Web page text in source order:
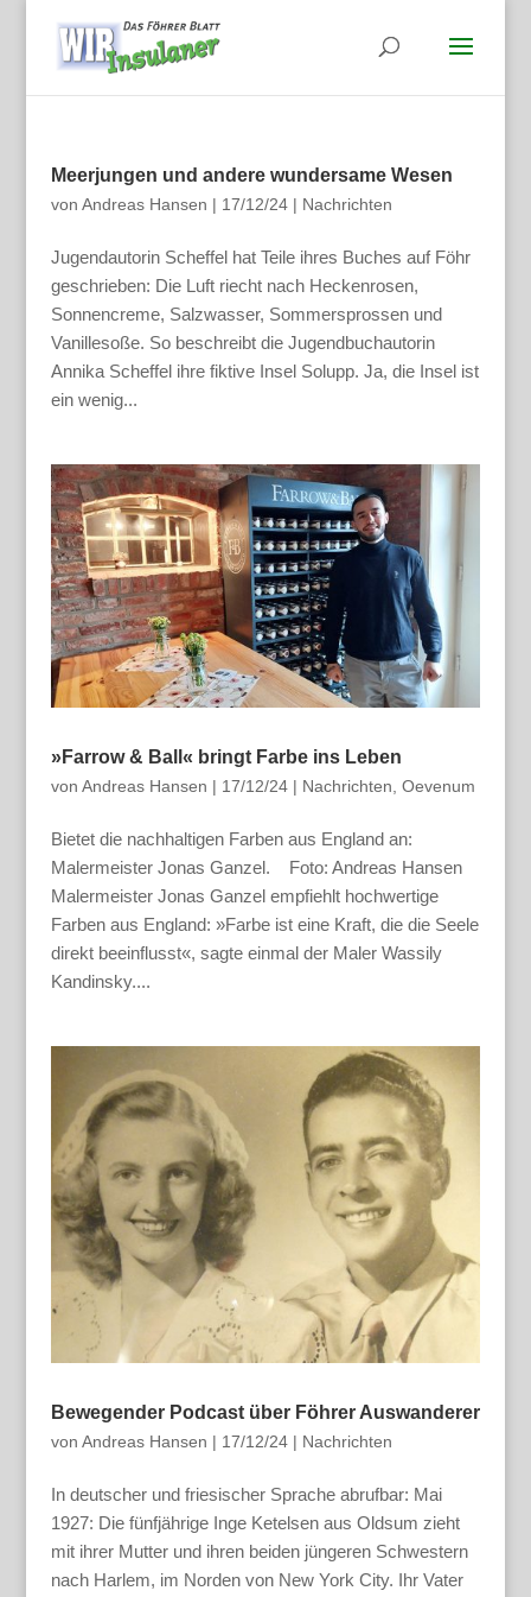
Meerjungen und andere wundersame Wesen
von Andreas Hansen | 17/12/24| Nachrichten
Jugendautorin Scheffel hat Teile ihres Buches auf Föhr
geschrieben: Die Luft riecht nach Heckenrosen,
Sonnencreme, Salzwasser, Sommersprossen und
Vanillesoße. So beschreibt die Jugendbuchautorin
Annika Scheffel ihre fiktive Insel Solupp. Ja, die Insel ist
ein wenig...
»Farrow & Ball« bringt Farbe ins Leben
von Andreas Hansen | 17/12/24| Nachrichten Oevenum
Bietet die nachhaltigen Farben aus England an:
Malermeister Jonas Ganzel. Foto: Andreas Hansen
Malermeister Jonas Ganzel empfiehlt hochwertige
Farben aus England: »Farbe ist eine Kraft, die die Seele
direkt beeinflusst«, sagte einmal der Maler Wassily
Kandinsky....
Bewegender Podcast über Föhrer Auswanderer
von Andreas Hansen | 17/12/24| Nachrichten
In deutscher und friesischer Sprache abrufbar: Mai
1927: Die fünfjährige Inge Ketelsen aus Oldsum zieht
mit ihrer Mutter und ihren beiden jüngeren Schwestern
nach Harlem, im Norden von New York City. Ihr Vater